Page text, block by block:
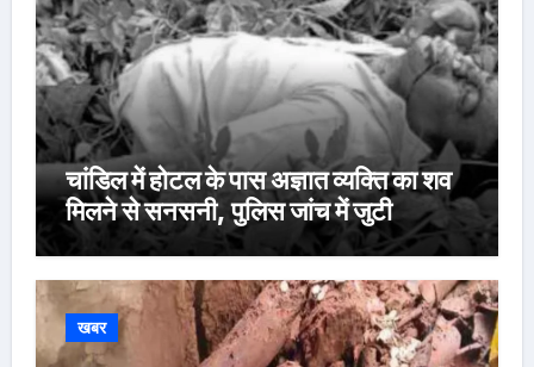
चांडिल में होटल के पास अज्ञात व्यक्ति का शव
मिलने से सनसनी, पुलिस जांच में जुटी
खबर